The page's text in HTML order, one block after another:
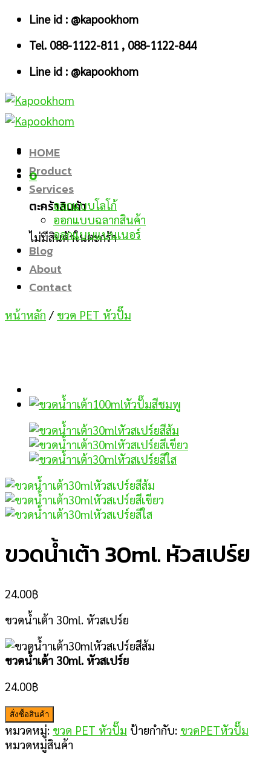
Skip
content
Line id : @kapookhom
Tel. 088-1122-811 , 088-1122-844
Line id : @kapookhom
0
ตะกร้าสินค้า
ไม่มีสินค้าในตะกร้า
HOME
Product
Services
ออกแบบโลโก้
ออกแบบฉลากสินค้า
ออกแบบแบนเนอร์
Blog
About
Contact
หน้าหลัก / ขวด PET หัวปั๊ม
ขวดน้ำเต้า 30ml. หัวสเปร์ย
24.00฿
ขวดน้ำเต้า 30ml. หัวสเปร์ย
ขวดน้ำเต้า 30ml. หัวสเปร์ย
24.00฿
สั่งซื้อสินค้า
หมวดหมู่: ขวด PET หัวปั๊ม ป้ายกำกับ: ขวดPETหัวปั๊ม
หมวดหมู่สินค้า